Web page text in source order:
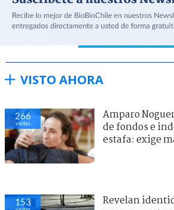
VISTO AHORA
266
visitas
Amparo
de fondos e
estafa: exige
153
Revelan